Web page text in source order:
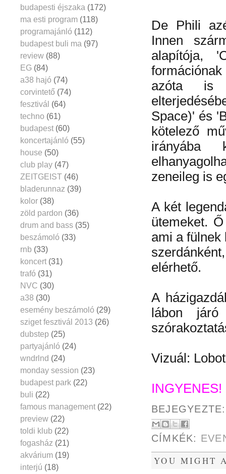
De Phili
Innen
alapítója,
azóta is
Space)' és
kötelező
irányába
zeneileg is
A két
ütemeket.
ami a fülnek
elérhető.
A
lábon
Vizuál:
INGYENES!
CÍMKÉK:
YOU MIGHT
budapesti éjszaka (172)
ma esti program (118)
programajánló (112)
budapest buli ma (97)
review (88)
EG (84)
a38 hajó (74)
corvintető (74)
fesztivál (64)
techno (61)
budapest (60)
koncertajánló (55)
house (50)
club play (47)
ZEITGEIST (46)
bladerunnaz (39)
kolor (38)
zöld pardon (36)
drum and bass (35)
beszámoló (33)
rnb (33)
koncert (31)
trafó (31)
NVC (30)
a38 (30)
esemény beszámoló (29)
sziget fesztivál 2013 (26)
dubstep (25)
partyajánló (24)
wndrlnd (24)
monday session (23)
budapest park (22)
buli (22)
famous management (22)
preview (22)
toldi klub (22)
fogasház (21)
akvárium (19)
interjú (18)